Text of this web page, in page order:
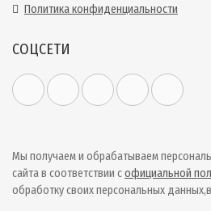
Политика конфиденциальности
СОЦСЕТИ
Мы получаем и обрабатываем
сайта в соответствии софициальной
обработку своих персональных